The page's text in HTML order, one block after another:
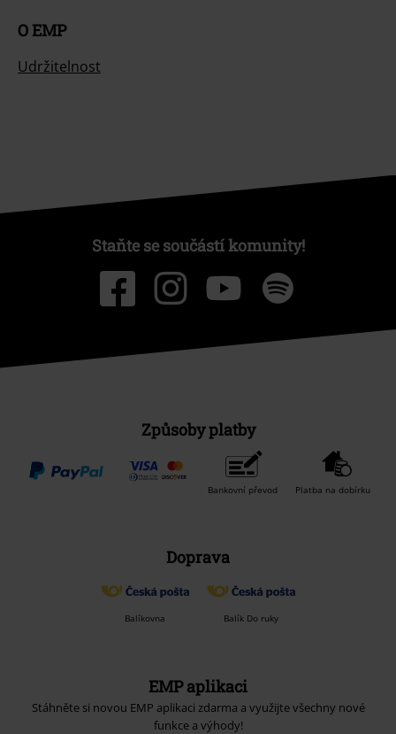
O EMP
Udržitelnost
Staňte se součástí komunity!
Způsoby platby
Bankovní převod Platba na dobírku
Doprava
Balíkovna Balík Do ruky
EMP aplikaci
Stáhněte si novou EMP aplikaci zdarma a využijte všechny nové
funkce a výhody!